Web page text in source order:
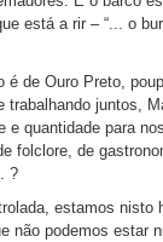
está a rir – “... o
de Ouro Preto,
juntos,
e quantidade para
folclore, de
?
estamos nisto
não podemos estar